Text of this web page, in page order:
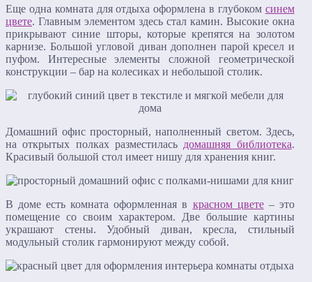
Еще одна комната для отдыха оформлена в глубоком синем
цвете. Главным элементом здесь стал камин. Высокие окна
прикрывают синие шторы, которые крепятся на золотом
карнизе. Большой угловой диван дополнен парой кресел и
пуфом. Интересные элементы сложной геометрической
конструкции – бар на колесиках и небольшой столик.
Домашний офис просторный, наполненный светом. Здесь,
на открытых полках разместилась домашняя библиотека.
Красивый большой стол имеет нишу для хранения книг.
В доме есть комната оформленная в красном цвете– это
помещение со своим характером. Две большие картины
украшают стены. Удобный диван, кресла, стильный
модульный столик гармонируют между собой.